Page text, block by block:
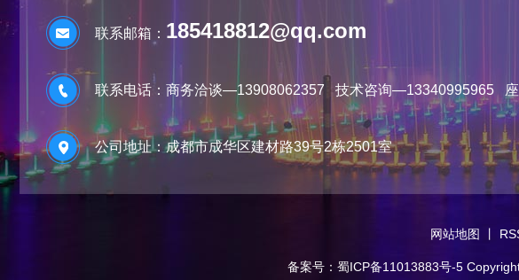
联系邮箱： 185418812@qq.com
联系电话：商务洽谈—13908062357 技术咨询—13340995965
公司地址：成都市成华区建材路39号2栋2501室
网站地图
备案号： 蜀ICP备11013883号-5